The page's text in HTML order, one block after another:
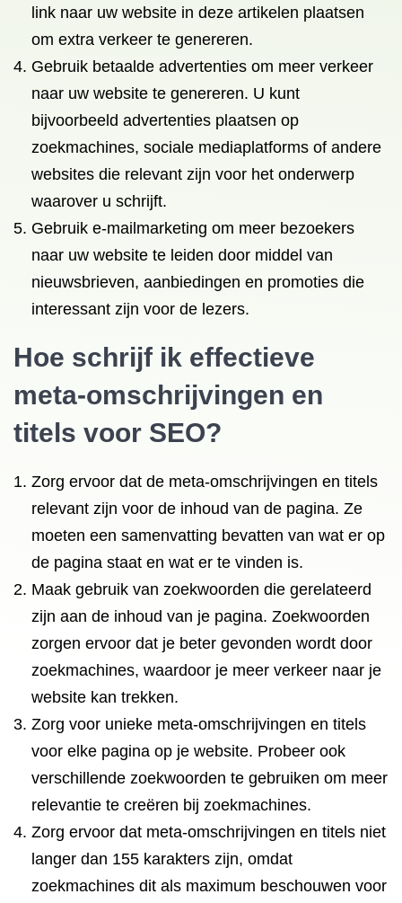
link naar uw website in deze artikelen plaatsen
om extra verkeer te genereren.
Gebruik betaalde advertenties om meer verkeer
naar uw website te genereren. U kunt
bijvoorbeeld advertenties plaatsen op
zoekmachines, sociale mediaplatforms of andere
websites die relevant zijn voor het onderwerp
waarover u schrijft.
Gebruik e-mailmarketing om meer bezoekers
naar uw website te leiden door middel van
nieuwsbrieven, aanbiedingen en promoties die
interessant zijn voor de lezers.
Hoe schrijf ik effectieve
meta-omschrijvingen en
titels voor SEO?
Zorg ervoor dat de meta-omschrijvingen en titels
relevant zijn voor de inhoud van de pagina. Ze
moeten een samenvatting bevatten van wat er op
de pagina staat en wat er te vinden is.
Maak gebruik van zoekwoorden die gerelateerd
zijn aan de inhoud van je pagina. Zoekwoorden
zorgen ervoor dat je beter gevonden wordt door
zoekmachines, waardoor je meer verkeer naar je
website kan trekken.
Zorg voor unieke meta-omschrijvingen en titels
voor elke pagina op je website. Probeer ook
verschillende zoekwoorden te gebruiken om meer
relevantie te creëren bij zoekmachines.
Zorg ervoor dat meta-omschrijvingen en titels niet
langer dan 155 karakters zijn, omdat
zoekmachines dit als maximum beschouwen voor